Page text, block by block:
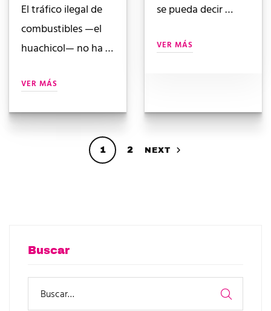
El tráfico ilegal de
combustibles —el
huachicol— no ha …
VER MÁS
se pueda decir …
VER MÁS
1 2 NEXT
Buscar